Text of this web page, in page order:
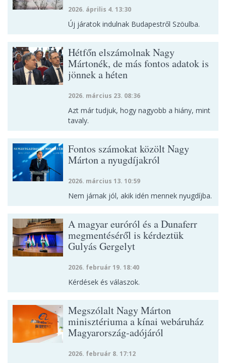
2026. április 4. 13:30
Új járatok indulnak Budapestről Szöulba.
Hétfőn elszámolnak Nagy
Mártonék, de más fontos adatok is
jönnek a héten
2026. március 23. 08:36
Azt már tudjuk, hogy nagyobb a hiány, mint
tavaly.
Fontos számokat közölt Nagy
Márton a nyugdíjakról
2026. március 13. 10:59
Nem járnak jól, akik idén mennek nyugdíjba.
A magyar euróról és a Dunaferr
megmentéséről is kérdeztük
Gulyás Gergelyt
2026. február 19. 18:40
Kérdések és válaszok.
Megszólalt Nagy Márton
minisztériuma a kínai webáruház
Magyarország-adójáról
2026. február 8. 17:12